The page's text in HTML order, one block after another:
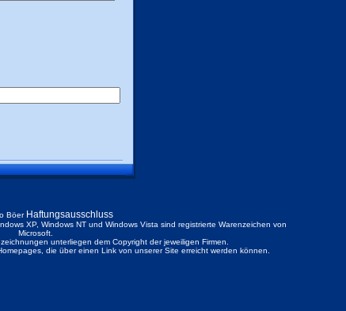
Böer Haftungsausschluss
XP, Windows NT und Windows Vista sind registrierte Warenzeichen von
Microsoft.
unterliegen dem Copyright der jeweiligen Firmen.
die über einen Link von unserer Site erreicht werden können.